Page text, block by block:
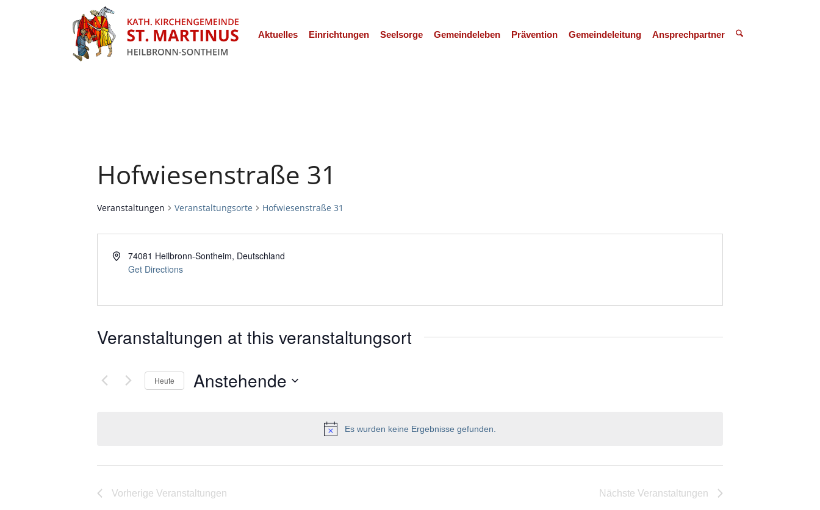
Aktuelles Einrichtungen Seelsorge Gemeindeleben Prävention Gemeindeleitung Ansprechpartner
Es wurden keine Ergebnisse gefunden.
Hofwiesenstraße 31
Veranstaltungen Veranstaltungsorte Hofwiesenstraße 31
74081 Heilbronn-Sontheim, Deutschland
Get Directions
Veranstaltungen at this veranstaltungsort
Heute Anstehende
VorherigeVeranstaltungen Nächste Veranstaltungen